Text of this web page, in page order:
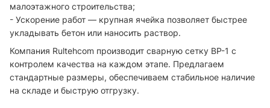
малоэтажного строительства;
- Ускорение работ — крупная ячейка позволяет быстрее
укладывать бетон или наносить раствор.
Компания Rultehcom производит сварную сетку ВР-1 с
контролем качества на каждом этапе. Предлагаем
стандартные размеры, обеспечиваем стабильное наличие
на складе и быструю отгрузку.